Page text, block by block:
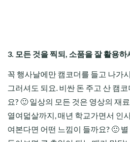
3. 모든 것을 찍되, 소품을 잘 활용하
꼭 행사날에만 캠코더를 들고 나가
그러셔도 되요. 비싼 돈 주고 산 캠
요? 🙂 일상의 모든 것은 영상의 재
열여덟살까지, 매년 학교가면서 인
여본다면 어떤 느낌이 들까요? 🙂